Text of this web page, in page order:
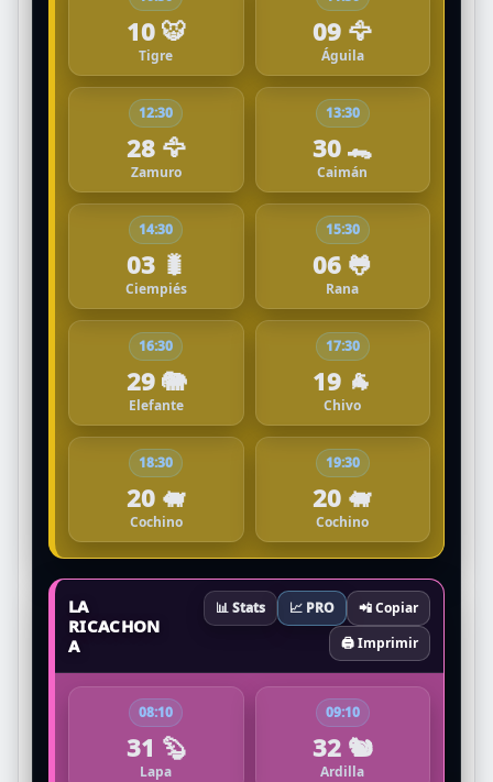
10 🐯
Tigre
09 🦅
Águila
12:30
28 🦅
Zamuro
13:30
30 🐊
Caimán
14:30
03 🐛
Ciempiés
15:30
06 🐸
Rana
16:30
29 🐘
Elefante
17:30
19 🐐
Chivo
18:30
20 🐖
Cochino
19:30
20 🐖
Cochino
LA
RICACHON
A
📊 Stats 📈 PRO
📲 Copiar
🖨️ Imprimir
08:10
31 🦫
Lapa
09:10
32 🐿️
Ardilla